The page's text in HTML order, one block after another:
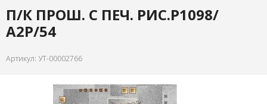
П/К ПРОШ. С ПЕЧ. РИС.Р1098/
А2Р/54
Артикул: УТ-00002766